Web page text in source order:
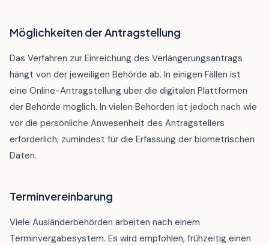
Möglichkeiten der Antragstellung
Das Verfahren zur Einreichung des Verlängerungsantrags
hängt von der jeweiligen Behörde ab. In einigen Fällen ist
eine Online-Antragstellung über die digitalen Plattformen
der Behörde möglich. In vielen Behörden ist jedoch nach wie
vor die persönliche Anwesenheit des Antragstellers
erforderlich, zumindest für die Erfassung der biometrischen
Daten.
Terminvereinbarung
Viele Ausländerbehörden arbeiten nach einem
Terminvergabesystem. Es wird empfohlen, frühzeitig einen